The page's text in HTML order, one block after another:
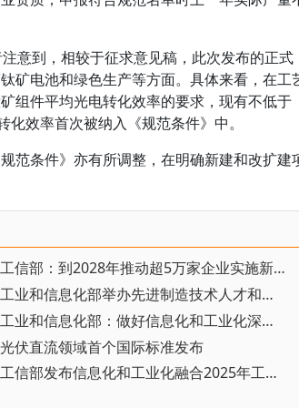
意到，相较于征求意见稿，此次发布的正式
矿电池和绿色生产等方面。具体来看，在工
组件平均光电转化效率的要求，现有不低于
效率首次被纳入《规范条件》中。
范条件》亦有所调整，在明确新建和改扩建
▪ 工信部：到2028年推动超5万家企业实施新型工业网络改造升级
▪ 工业和信息化部举办先进制造技术人才和先进基础工艺人才轮训班
▪ 工业和信息化部：做好信息化和工业化深度融合这篇大文章
伏直流领域首个国际标准发布
▪ 工信部发布信息化和工业化融合2025年工作要点，含五方面17项内容